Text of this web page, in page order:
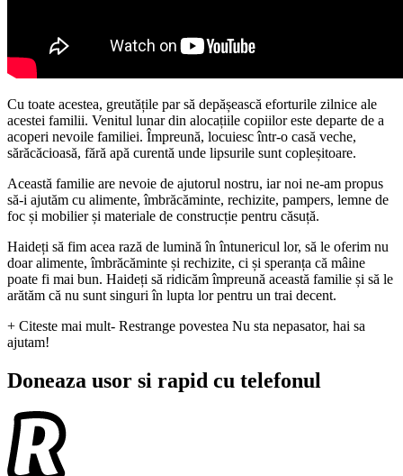
Cu toate acestea, greutățile par să depășească eforturile zilnice ale
acestei familii. Venitul lunar din alocațiile copiilor este departe de a
acoperi nevoile familiei. Împreună, locuiesc într-o casă veche,
sărăcăcioasă, fără apă curentă unde lipsurile sunt copleșitoare.
Această familie are nevoie de ajutorul nostru, iar noi ne-am propus
să-i ajutăm cu alimente, îmbrăcăminte, rechizite, pampers, lemne de
foc și mobilier și materiale de construcție pentru căsuță.
Haideți să fim acea rază de lumină în întunericul lor, să le oferim nu
doar alimente, îmbrăcăminte și rechizite, ci și speranța că mâine
poate fi mai bun. Haideți să ridicăm împreună această familie și să le
arătăm că nu sunt singuri în lupta lor pentru un trai decent.
+ Citeste mai mult- Restrange povestea Nu sta nepasator, hai sa
ajutam!
Doneaza usor si rapid cu telefonul